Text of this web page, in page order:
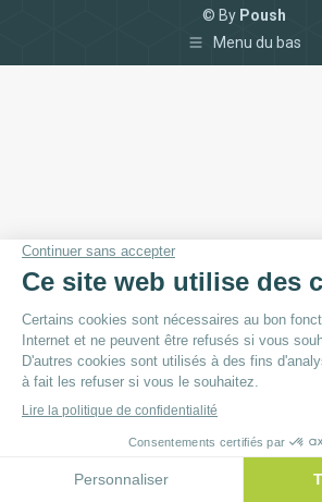
© By Poush
Menu du bas